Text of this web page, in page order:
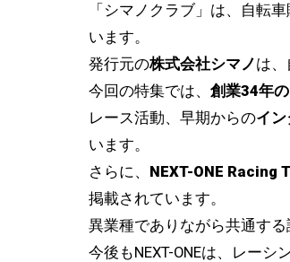
フレームパーツ
エンジンパーツ
データロガー＆計測機
測定工具（エアーゲージ）
スタンド＆エンジンツール
ヘルメット＆シールド
「シマノクラブ」は、自転
います。
発行元の株式会社シマノは
今回の特集では、 創業34年
レース活動、早期からのイン
います。
さらに、 NEXT-ONE Racing
掲載されています。
異業種でありながら共通す
今後もNEXT-ONEは、レーシ